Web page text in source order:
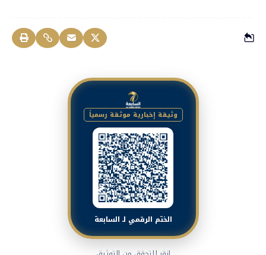
وثيقة إخبارية موثقة رسمياً
الختم الرقمي لـ السابعة